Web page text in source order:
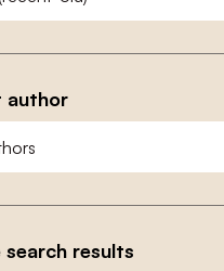
author
- auteurs
content
search results